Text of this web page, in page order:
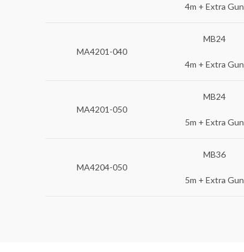
4m + Extra Gun
MA4201-040
MB24
4m + Extra Gun
MA4201-050
MB24
5m + Extra Gun
MA4204-050
MB36
5m + Extra Gun